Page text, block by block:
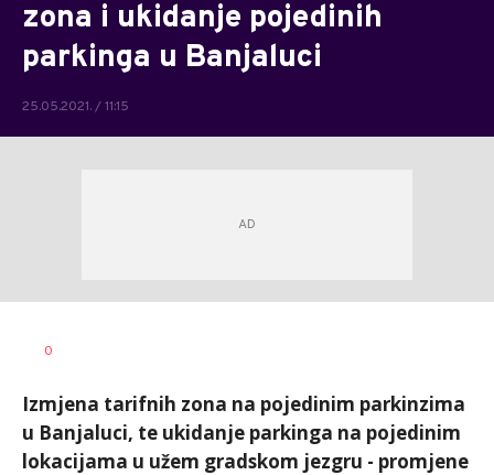
zona i ukidanje pojedinih
parkinga u Banjaluci
25.05.2021. / 11:15
AUTOR
0
Izmjena tarifnih zona na pojedinim parkinzima
u Banjaluci, te ukidanje parkinga na pojedinim
lokacijama u užem gradskom jezgru - promjene